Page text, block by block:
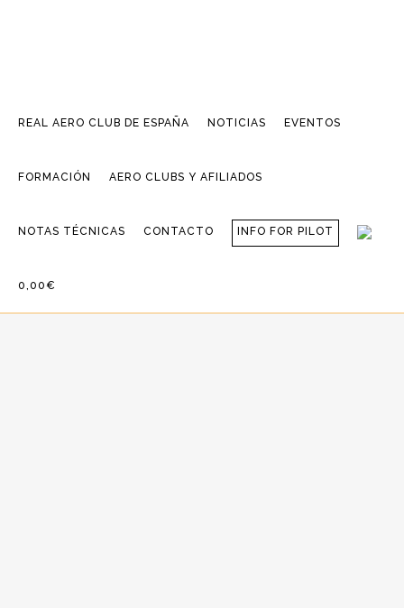
REAL AERO CLUB DE ESPAÑA NOTICIAS EVENTOS
FORMACIÓN AERO CLUBS Y AFILIADOS
NOTAS TÉCNICAS CONTACTO INFO FOR PILOT
0,00€